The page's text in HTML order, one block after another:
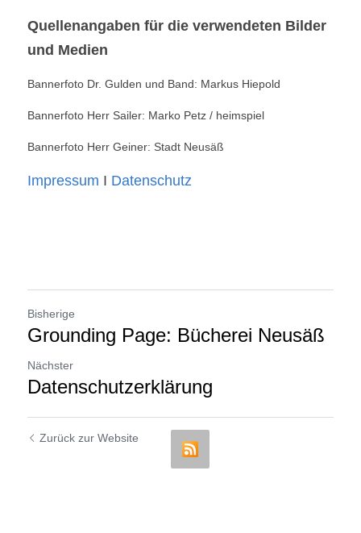
Quellenangaben für die verwendeten Bilder
und Medien
Bannerfoto Dr. Gulden und Band: Markus Hiepold
Bannerfoto Herr Sailer: Marko Petz / heimspiel
Bannerfoto Herr Geiner: Stadt Neusäß
Impressum I Datenschutz
Bisherige
Grounding Page: Bücherei Neusäß
Nächster
Datenschutzerklärung
Zurück zur Website